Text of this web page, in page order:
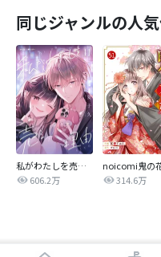
同じジャンルの人
私がわたしを売る理由
606.2万
noicomi鬼の
314.6万